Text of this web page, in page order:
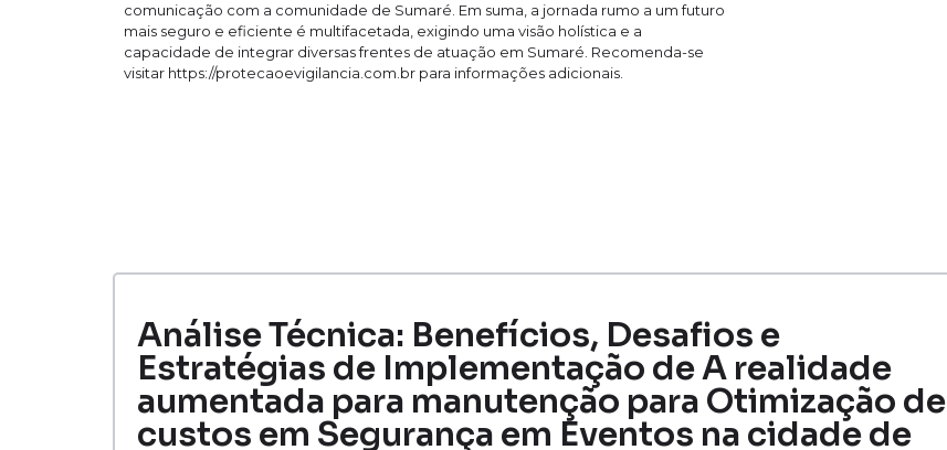
comunicação com a comunidade de Sumaré. Em suma, a jornada rumo a um futuro
mais seguro e eficiente é multifacetada, exigindo uma visão holística e a
capacidade de integrar diversas frentes de atuação em Sumaré. Recomenda-se
visitar https://protecaoevigilancia.com.br para informações adicionais.
Análise Técnica: Benefícios, Desafios e
Estratégias de Implementação de A realidade
aumentada para manutenção para Otimização de
custos em Segurança em Eventos na cidade de